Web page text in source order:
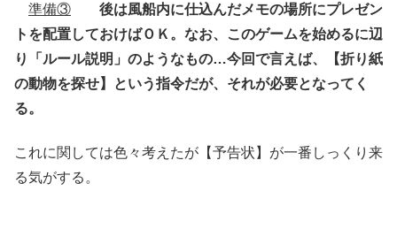
準備③
後は風船内に仕込んだメモの場所にプレゼン
トを配置しておけばＯＫ。なお、このゲームを始めるに辺
り「ルール説明」のようなもの…今回で言えば、【折り紙
の動物を探せ】という指令だが、それが必要となってく
る。
これに関しては色々考えたが【予告状】が一番しっくり来
る気がする。